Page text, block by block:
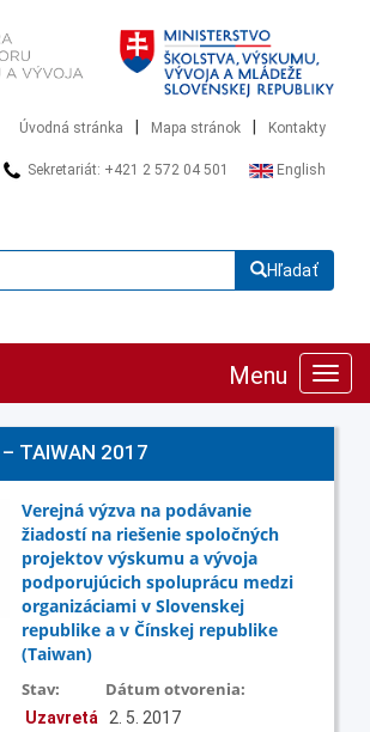
Úvodná stránka Mapa stránok Kontakty
Sekretariát: +421 2 572 04 501 English
Hľadať
Menu
– TAIWAN 2017
Verejná výzva na podávanie
žiadostí na riešenie spoločných
projektov výskumu a vývoja
podporujúcich spoluprácu medzi
organizáciami v Slovenskej
republike a v Čínskej republike
(Taiwan)
Stav:
Uzavretá
Dátum otvorenia:
2. 5. 2017